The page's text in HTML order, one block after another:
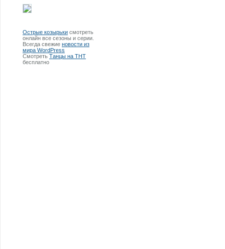
Острые козырьки смотреть
онлайн все сезоны и серии.
Всегда свежие новости из
мира WordPress
Смотреть Танцы на ТНТ
бесплатно